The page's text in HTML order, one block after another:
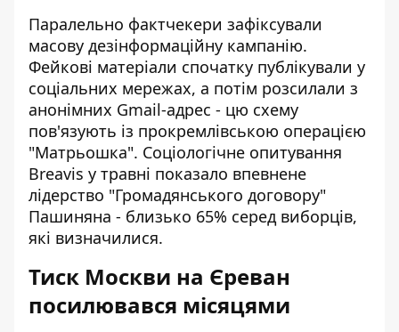
Паралельно фактчекери зафіксували
масову дезінформаційну кампанію.
Фейкові матеріали спочатку публікували у
соціальних мережах, а потім розсилали з
анонімних Gmail-адрес - цю схему
пов'язують із прокремлівською операцією
"Матрьошка". Соціологічне опитування
Breavis у травні показало впевнене
лідерство "Громадянського договору"
Пашиняна - близько 65% серед виборців,
які визначилися.
Тиск Москви на Єреван
посилювався місяцями